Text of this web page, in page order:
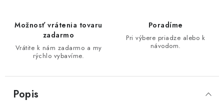
Možnosť vrátenia tovaru
zadarmo
Vrátite k nám zadarmo a my
rýchlo vybavíme.
Poradíme
Pri výbere priadze alebo k
návodom.
Popis